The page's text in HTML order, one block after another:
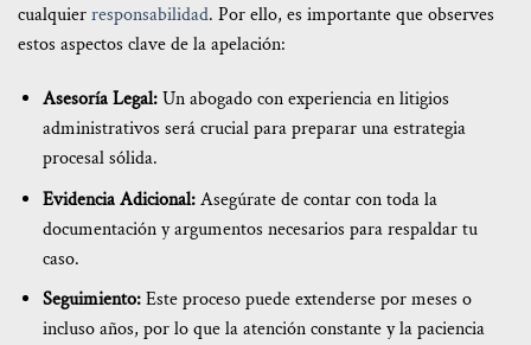
cualquierresponsabilidad. Por ello, es importante que observes
estos aspectos clave de la apelación:
Asesoría Legal:Un abogado con experiencia en litigios
administrativos será crucial para preparar una estrategia
procesal sólida.
Evidencia Adicional:Asegúrate de contar con toda la
documentación y argumentos necesarios para respaldar tu
caso.
Seguimiento:Este proceso puede extenderse por meses o
incluso años, por lo que la atención constante y la paciencia